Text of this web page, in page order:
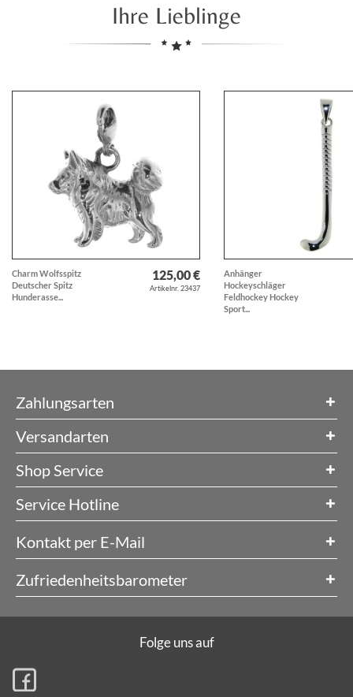
Ihre Lieblinge
Charm Wolfsspitz
Deutscher Spitz
Hunderasse...
125,00 €
Artikelnr. 23437
Anhänger
Hockeyschläger
Feldhockey Hockey
Sport...
Zahlungsarten
Versandarten
Shop Service
Service Hotline
Kontakt per E-Mail
Zufriedenheitsbarometer
Folge uns auf